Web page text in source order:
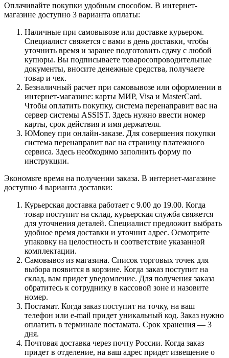
Оплачивайте покупки удобным способом. В интернет-
магазине доступно 3 варианта оплаты:
Наличные при самовывозе или доставке курьером.
Специалист свяжется с вами в день доставки, чтобы
уточнить время и заранее подготовить сдачу с любой
купюры. Вы подписываете товаросопроводительные
документы, вносите денежные средства, получаете
товар и чек.
Безналичный расчет при самовывозе или оформлении в
интернет-магазине: карты МИР, Visa и MasterCard.
Чтобы оплатить покупку, система перенаправит вас на
сервер системы ASSIST. Здесь нужно ввести номер
карты, срок действия и имя держателя.
ЮMoney при онлайн-заказе. Для совершения покупки
система перенаправит вас на страницу платежного
сервиса. Здесь необходимо заполнить форму по
инструкции.
Экономьте время на получении заказа. В интернет-магазине
доступно 4 варианта доставки:
Курьерская доставка работает с 9.00 до 19.00. Когда
товар поступит на склад, курьерская служба свяжется
для уточнения деталей. Специалист предложит выбрать
удобное время доставки и уточнит адрес. Осмотрите
упаковку на целостность и соответствие указанной
комплектации.
Самовывоз из магазина. Список торговых точек для
выбора появится в корзине. Когда заказ поступит на
склад, вам придет уведомление. Для получения заказа
обратитесь к сотруднику в кассовой зоне и назовите
номер.
Постамат. Когда заказ поступит на точку, на ваш
телефон или e-mail придет уникальный код. Заказ нужно
оплатить в терминале постамата. Срок хранения — 3
дня.
Почтовая доставка через почту России. Когда заказ
придет в отделение, на ваш адрес придет извещение о